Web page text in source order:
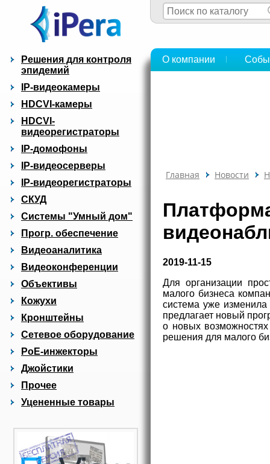
Решения для контроля
эпидемий
IP-видеокамеры
HDCVI-камеры
HDCVI-
видеорегистраторы
IP-домофоны
IP-видеосерверы
IP-видеорегистраторы
СКУД
Системы "Умный дом"
Прогр. обеспечение
Видеоаналитика
Видеоконференции
Объективы
Кожухи
Кронштейны
Сетевое оборудование
PoE-инжекторы
Джойстики
Прочее
Уцененные товары
О компании
Главная Новости
2019-11-15
Для организации
малого бизнеса
система уже изменила
предлагает новый
о новых
решения для малого